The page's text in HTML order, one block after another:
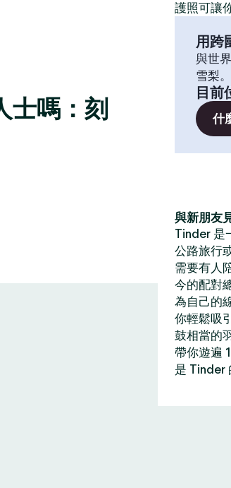
士嗎：刻
護照可讓
用跨
與世
雪梨
目前
什
與新朋友
Tinder 是
公路旅行
需要有人
今的配對
為自己的
你輕鬆吸
鼓相當的
帶你遊遍
是 Tinder